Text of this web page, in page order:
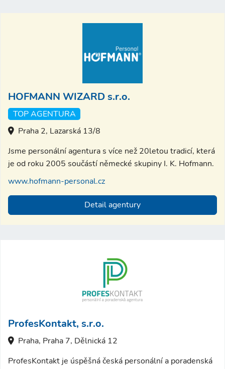
HOFMANN WIZARD s.r.o.
TOP AGENTURA
Praha 2, Lazarská 13/8
Jsme personální agentura s více než 20letou tradicí, která
je od roku 2005 součástí německé skupiny I. K. Hofmann.
www.hofmann-personal.cz
Detail agentury
ProfesKontakt, s.r.o.
Praha, Praha 7, Dělnická 12
ProfesKontakt je úspěšná česká personální a poradenská